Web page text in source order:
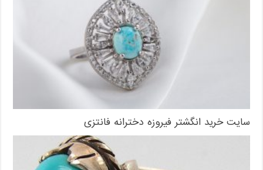
سایت خرید انگشتر فیروزه دخترانه فانتزی